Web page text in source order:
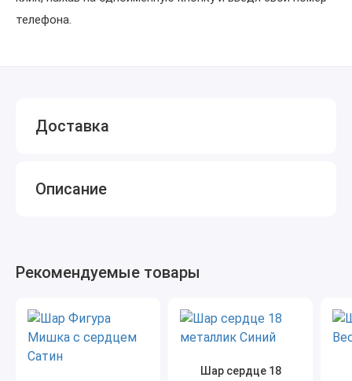
телефона.
Доставка
Описание
Рекомендуемые товары
Шар сердце 18